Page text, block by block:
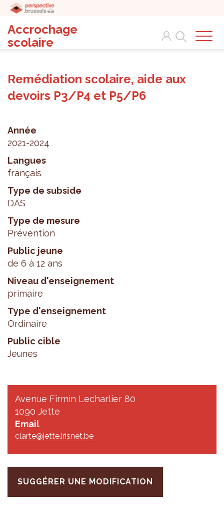
Accrochage
scolaire
Search
Remédiation scolaire, aide aux
devoirs P3/P4 et P5/P6
Année
2021-2024
Langues
français
Type de subside
DAS
Type de mesure
Prévention
Public jeune
de 6 à 12 ans
Niveau d'enseignement
primaire
Type d'enseignement
Ordinaire
Public cible
Jeunes
Avenue Firmin Lecharlier 80
1090 Jette
Email
clarte@jette.irisnet.be
SUGGÉRER UNE MODIFICATION